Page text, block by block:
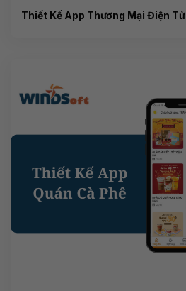
Thiết Kế App Thương Mại Điện Tử